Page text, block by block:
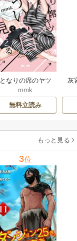
となりの席のヤツ
がそういう目で見
てくる
mmk
無料立読み
灰
もっと見る
3位